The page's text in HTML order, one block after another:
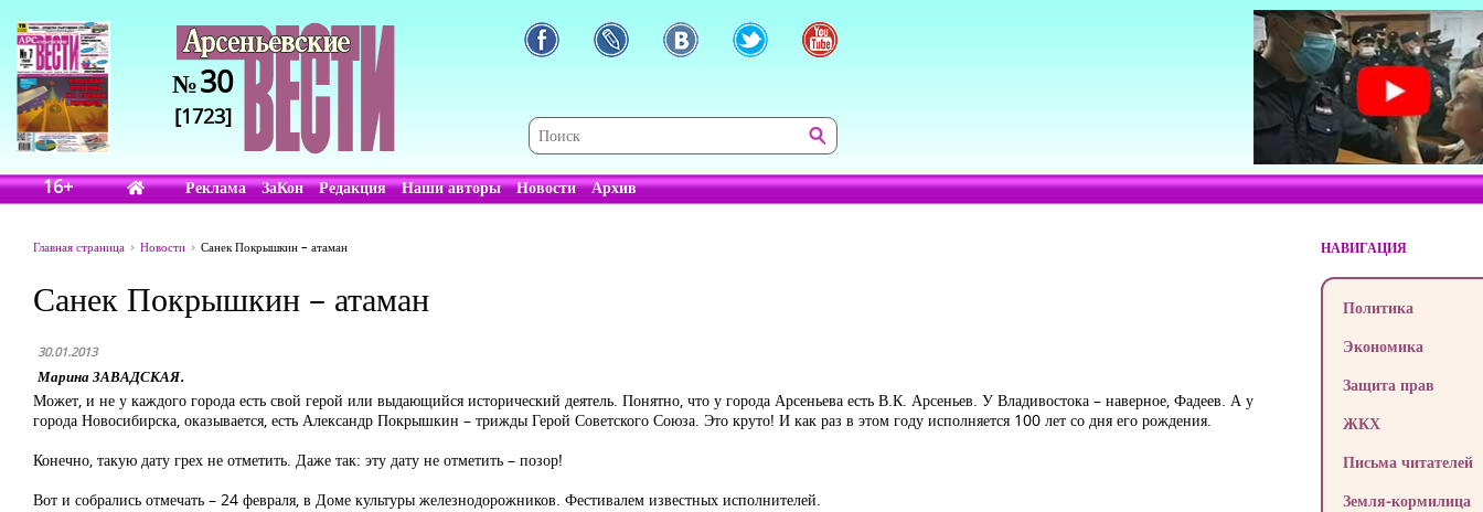
№30
[1723]
16+ Реклама ЗаКон Редакция Наши авторы Новости Архив
Главная страница Новости Санек Покрышкин – атаман
Санек Покрышкин – атаман
30.01.2013
Марина ЗАВАДСКАЯ.
Может, и не у каждого города есть свой герой или выдающийся исторический деятель. Понятно, что у города Арсеньева есть В.К. Арсеньев. У Владивостока – наверное, Фадеев. А у
города Новосибирска, оказывается, есть Александр Покрышкин – трижды Герой Советского Союза. Это круто! И как раз в этом году исполняется 100 лет со дня его рождения.
Конечно, такую дату грех не отметить. Даже так: эту дату не отметить – позор!
Вот и собрались отмечать – 24 февраля, в Доме культуры железнодорожников. Фестивалем известных исполнителей.
НАВИГАЦИЯ
Политика
Экономика
Защита прав
ЖКХ
Письма читателей
Земля-кормилица